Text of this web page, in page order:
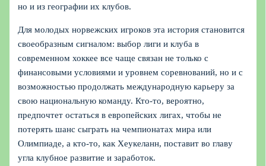
но и из географии их клубов.
Для молодых норвежских игроков эта история становится
своеобразным сигналом: выбор лиги и клуба в
современном хоккее все чаще связан не только с
финансовыми условиями и уровнем соревнований, но и с
возможностью продолжать международную карьеру за
свою национальную команду. Кто-то, вероятно,
предпочтет остаться в европейских лигах, чтобы не
потерять шанс сыграть на чемпионатах мира или
Олимпиаде, а кто-то, как Хеукеланн, поставит во главу
угла клубное развитие и заработок.